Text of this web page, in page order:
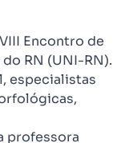
Encontro de
RN (UNI-RN).
especialistas
professora